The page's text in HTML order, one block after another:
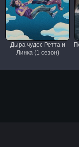
Дыра чудес Ретта и
Линка (1 сезон)